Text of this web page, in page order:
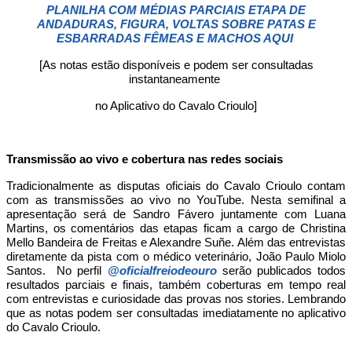
PLANILHA COM MÉDIAS PARCIAIS ETAPA DE
ANDADURAS, FIGURA, VOLTAS SOBRE PATAS E
ESBARRADAS FÊMEAS E MACHOS AQUI
[As notas estão disponíveis e podem ser consultadas
instantaneamente
no Aplicativo do Cavalo Crioulo]
Transmissão ao vivo e cobertura nas redes sociais
Tradicionalmente as disputas oficiais do Cavalo Crioulo contam
com as transmissões ao vivo no YouTube. Nesta semifinal a
apresentação será de Sandro Fávero juntamente com Luana
Martins, os comentários das etapas ficam a cargo de Christina
Mello Bandeira de Freitas e Alexandre Suñe. Além das entrevistas
diretamente da pista com o médico veterinário, João Paulo Miolo
Santos. No perfil @oficialfreiodeouro serão publicados todos
resultados parciais e finais, também coberturas em tempo real
com entrevistas e curiosidade das provas nos stories. Lembrando
que as notas podem ser consultadas imediatamente no aplicativo
do Cavalo Crioulo.